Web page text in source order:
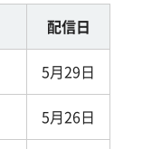
配信日
5月29日
5月26日